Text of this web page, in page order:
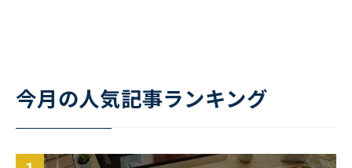
今月の人気記事ランキング